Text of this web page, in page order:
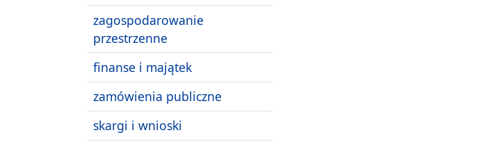
zagospodarowanie
przestrzenne
finanse i majątek
zamówienia publiczne
skargi i wnioski